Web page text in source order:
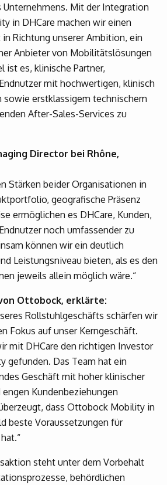
Unternehmens. Mit der Integration
in DHCare machen wir einen
Richtung unserer Ambition, ein
Anbieter von Mobilitätslösungen
ist es, klinische Partner,
mit hochwertigen, klinisch
sowie erstklassigem technischem
After-Sales-Services zu
Director bei Rhône,
Stärken beider Organisationen in
geografische Präsenz
ermöglichen es DHCare, Kunden,
noch umfassender zu
können wir ein deutlich
Leistungsniveau bieten, als es den
jeweils allein möglich wäre.“
von Ottobock, erklärte:
Rollstuhlgeschäfts schärfen wir
Fokus auf unser Kerngeschäft.
mit DHCare den richtigen Investor
gefunden. Das Team hat ein
Geschäft mit hoher klinischer
Kundenbeziehungen
dass Ottobock Mobility in
beste Voraussetzungen für
steht unter dem Vorbehalt
behördlichen